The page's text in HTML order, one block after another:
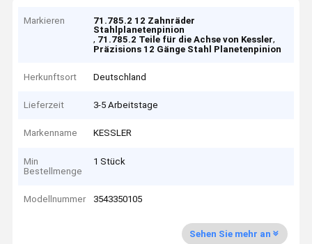
Markieren
71.785.2 12 Zahnräder
Stahlplanetenpinion
, 71.785.2 Teile für die Achse von Kessler,
Präzisions 12 Gänge Stahl Planetenpinion
Herkunftsort Deutschland
Lieferzeit 3-5 Arbeitstage
Markenname KESSLER
Min
Bestellmenge
1 Stück
Modellnummer 3543350105
Sehen Sie mehr an